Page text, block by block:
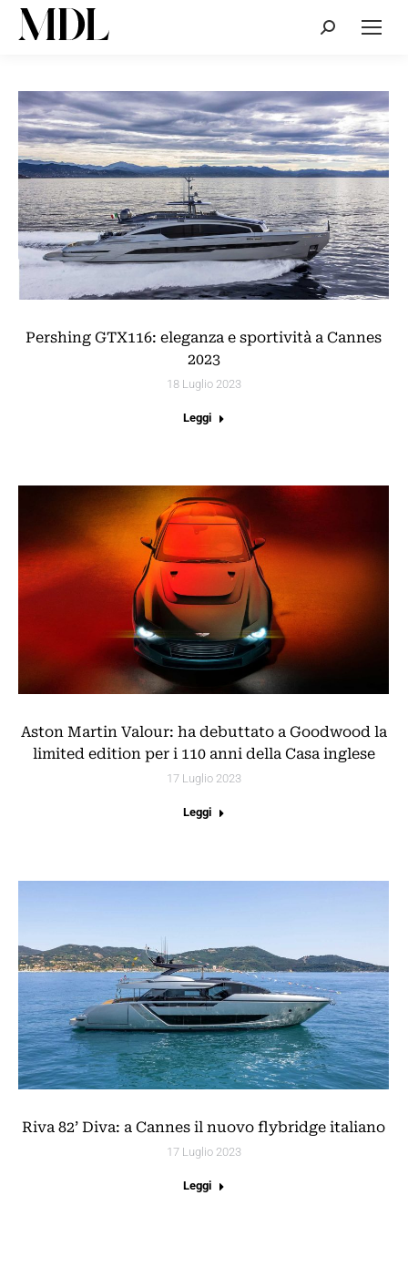
Cerca:
Pershing GTX116: eleganza e sportività a Cannes
2023
18 Luglio 2023
Leggi
Aston Martin Valour: ha debuttato a Goodwood la
limited edition per i 110 anni della Casa inglese
17 Luglio 2023
Leggi
Riva 82’ Diva: a Cannes il nuovo flybridge italiano
17 Luglio 2023
Leggi